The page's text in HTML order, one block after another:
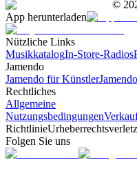
©
App herunterladen
Nützliche Links
MusikkatalogIn-Store-Radios
Jamendo
Jamendo für Künstler
Rechtliches
Allgemeine
Nutzungsbedingungen
Richtlinie
Folgen Sie uns